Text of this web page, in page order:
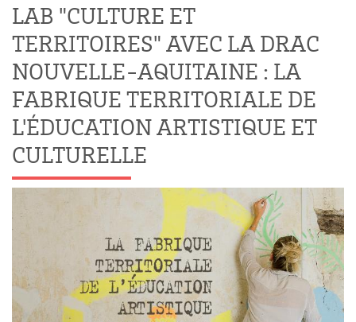
LAB "CULTURE ET
TERRITOIRES" AVEC LA DRAC
NOUVELLE-AQUITAINE : LA
FABRIQUE TERRITORIALE DE
L'ÉDUCATION ARTISTIQUE ET
CULTURELLE